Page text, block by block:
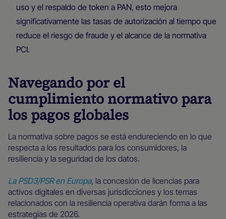
uso y el respaldo de token a PAN, esto mejora
significativamente las tasas de autorización al tiempo que
reduce el riesgo de fraude y el alcance de la normativa
PCI.
Navegando por el
cumplimiento normativo para
los pagos globales
La normativa sobre pagos se está endureciendo en lo que
respecta a los resultados para los consumidores, la
resiliencia y la seguridad de los datos.
La PSD3/PSR en Europa, la concesión de licencias para
activos digitales en diversas jurisdicciones y los temas
relacionados con la resiliencia operativa darán forma a las
estrategias de 2026.